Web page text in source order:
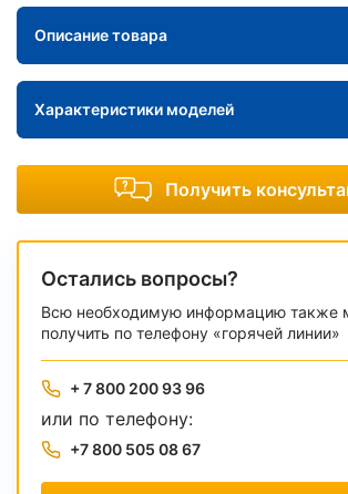
Описание товара
Характеристики моделей
Получить
Остались вопросы?
Всю необходимую информацию также
получить по телефону «горячей линии»
+ 7 800 200 93 96
или по телефону:
+7 800 505 08 67